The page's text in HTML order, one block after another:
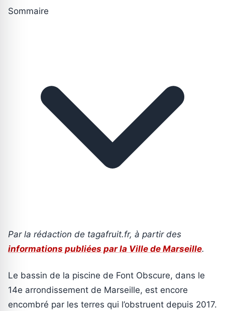
Sommaire
Par la rédaction de tagafruit.fr, à partir des
informations publiées par la Ville de Marseille.
Le bassin de la piscine de Font Obscure, dans le
14e arrondissement de Marseille, est encore
encombré par les terres qui l’obstruent depuis 2017.